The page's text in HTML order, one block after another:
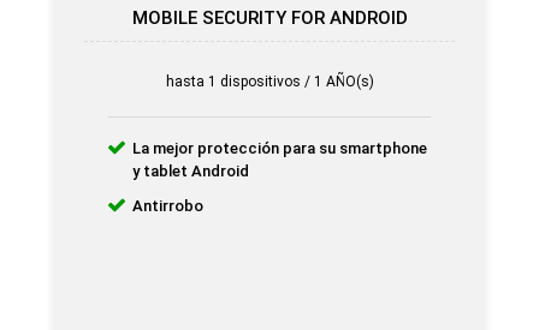
MOBILE SECURITY FOR ANDROID
hasta 1 dispositivos / 1 AÑO(s)
La mejor protección para su smartphone
y tablet Android
Antirrobo